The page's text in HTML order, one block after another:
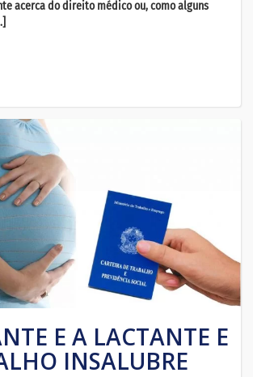
acerca do direito médico ou, como alguns
E A LACTANTE E
INSALUBRE